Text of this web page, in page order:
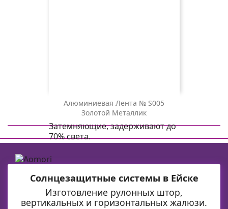
Алюминиевая Лента № S005
Золотой Металлик
Затемняющие, задерживают до
70% света.
S005
золотой
металлик
Солнцезащитные системы в Ейске
Изготовление рулонных штор,
вертикальных и горизонтальных жалюзи.